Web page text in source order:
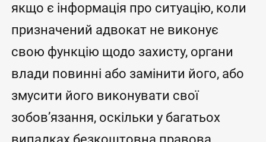
якщо є інформація про ситуацію, коли
призначений адвокат не виконує
свою функцію щодо захисту, органи
влади повинні або замінити його, або
змусити його виконувати свої
зобов’язання, оскільки у багатьох